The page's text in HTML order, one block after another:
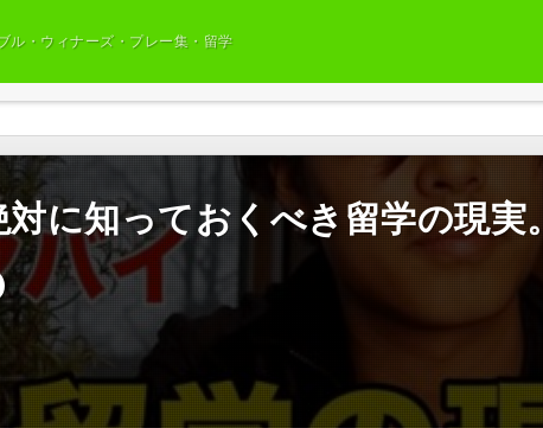
ル・ウィナーズ・プレー集・留学
に知っておくべき留学の現実。